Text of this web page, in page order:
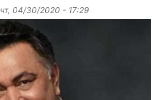
чт, 04/30/2020 - 17:29